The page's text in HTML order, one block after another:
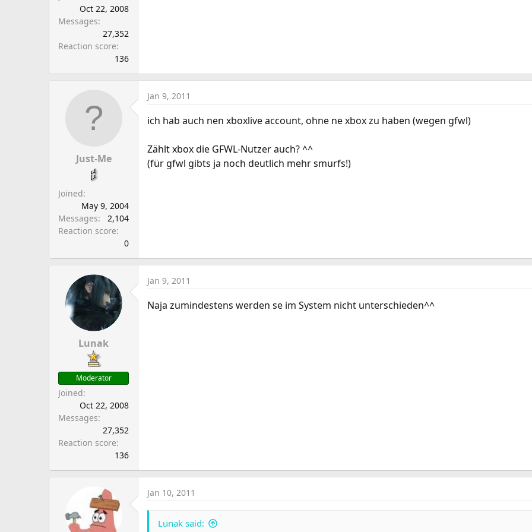
Oct 22, 2008
Messages
27,352
Reaction score
136
Just-Me
Joined
May 9, 2004
Messages
2,104
Reaction score
0
Jan 9, 2011
ich hab auch nen xboxlive account, ohne ne xbox zu haben (wegen gfwl)
Zählt xbox die GFWL-Nutzer auch? ^^
(für gfwl gibts ja noch deutlich mehr smurfs!)
Lunak
Moderator
Joined
Oct 22, 2008
Messages
27,352
Reaction score
136
Jan 9, 2011
Naja zumindestens werden se im System nicht unterschieden^^
Jan 10, 2011
Lunak said: